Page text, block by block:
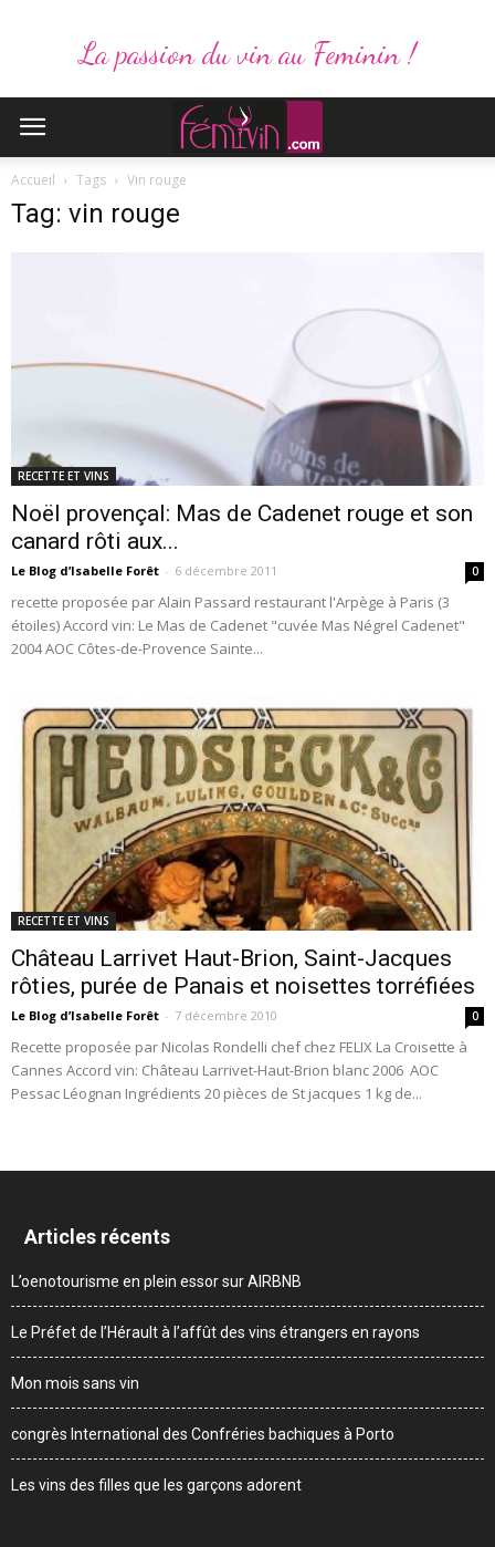
La passion du vin au Feminin !
Accueil Tags Vin rouge
Tag: vin rouge
RECETTE ET VINS
Noël provençal: Mas de Cadenet rouge et son
canard rôti aux...
Le Blog d’Isabelle Forêt - 6 décembre 2011 0
recette proposée par Alain Passard restaurant l'Arpège à Paris (3
étoiles) Accord vin: Le Mas de Cadenet "cuvée Mas Négrel Cadenet"
2004 AOC Côtes-de-Provence Sainte...
RECETTE ET VINS
Château Larrivet Haut-Brion, Saint-Jacques
rôties, purée de Panais et noisettes torréfiées
Le Blog d’Isabelle Forêt - 7 décembre 2010 0
Recette proposée par Nicolas Rondelli chef chez FELIX La Croisette à
Cannes Accord vin: Château Larrivet-Haut-Brion blanc 2006 AOC
Pessac Léognan Ingrédients 20 pièces de St jacques 1 kg de...
Articles récents
L’oenotourisme en plein essor sur AIRBNB
Le Préfet de l’Hérault à l’affût des vins étrangers en rayons
Mon mois sans vin
congrès International des Confréries bachiques à Porto
Les vins des filles que les garçons adorent